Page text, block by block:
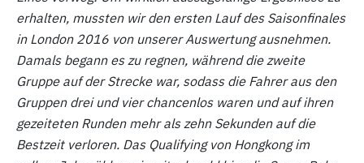
erhalten, mussten wir den ersten Lauf des Saisonfinales
in London 2016 von unserer Auswertung ausnehmen.
Damals begann es zu regnen, während die zweite
Gruppe auf der Strecke war, sodass die Fahrer aus den
Gruppen drei und vier chancenlos waren und auf ihren
gezeiteten Runden mehr als zehn Sekunden auf die
Bestzeit verloren. Das Qualifying von Hongkong im